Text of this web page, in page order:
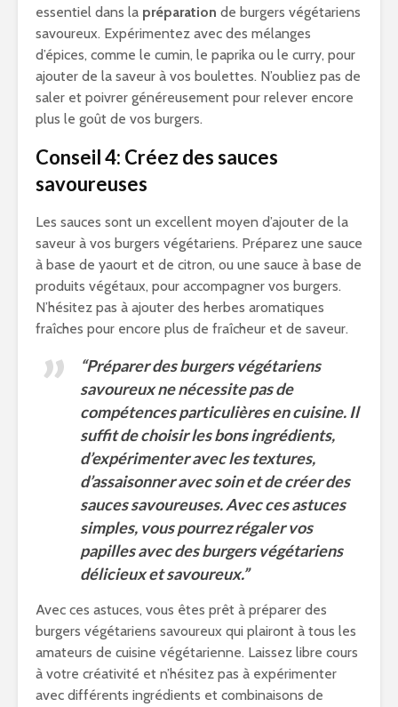
essentiel dans la préparation de burgers végétariens
savoureux. Expérimentez avec des mélanges
d’épices, comme le cumin, le paprika ou le curry, pour
ajouter de la saveur à vos boulettes. N’oubliez pas de
saler et poivrer généreusement pour relever encore
plus le goût de vos burgers.
Conseil 4: Créez des sauces
savoureuses
Les sauces sont un excellent moyen d’ajouter de la
saveur à vos burgers végétariens. Préparez une sauce
à base de yaourt et de citron, ou une sauce à base de
produits végétaux, pour accompagner vos burgers.
N’hésitez pas à ajouter des herbes aromatiques
fraîches pour encore plus de fraîcheur et de saveur.
“Préparer des burgers végétariens
savoureux ne nécessite pas de
compétences particulières en cuisine. Il
suffit de choisir les bons ingrédients,
d’expérimenter avec les textures,
d’assaisonner avec soin et de créer des
sauces savoureuses. Avec ces astuces
simples, vous pourrez régaler vos
papilles avec des burgers végétariens
délicieux et savoureux.”
Avec ces astuces, vous êtes prêt à préparer des
burgers végétariens savoureux qui plairont à tous les
amateurs de cuisine végétarienne. Laissez libre cours
à votre créativité et n’hésitez pas à expérimenter
avec différents ingrédients et combinaisons de